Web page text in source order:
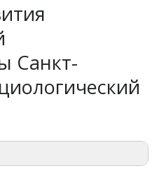
Санкт-